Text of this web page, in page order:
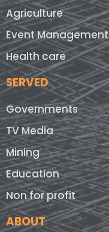
Agriculture
Event Management
Health care
SERVED
Governments
TV Media
Mining
Education
Non for profit
ABOUT